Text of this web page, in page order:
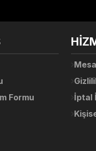
Formu
İptal